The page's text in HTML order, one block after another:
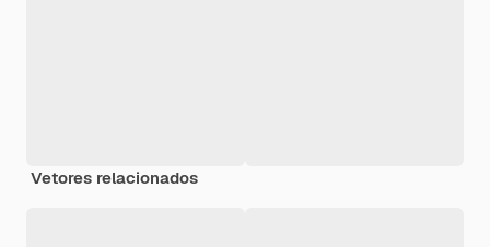
Vetores relacionados